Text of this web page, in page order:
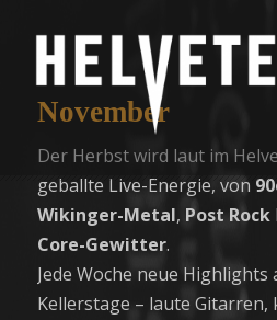
November
Der Herbst wird laut im
geballte Live-Energie, von
Wikinger-Metal, Post Rock
Core-Gewitter.
Jede Woche neue Highlights
Kellerstage – laute Gitarren,